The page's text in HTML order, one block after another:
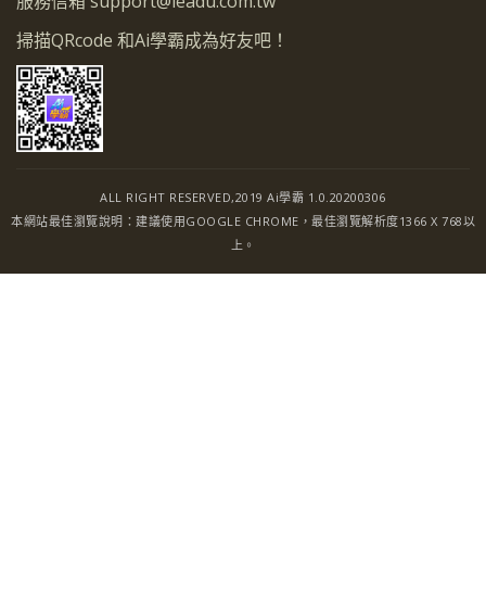
掃描QRcode 和Ai學霸成為好友吧！
ALL RIGHT RESERVED,2019 Ai學霸 1.0.20200306
本網站最佳瀏覽說明：建議使用GOOGLE CHROME，最佳瀏覽解析度1366 X 768以
上。